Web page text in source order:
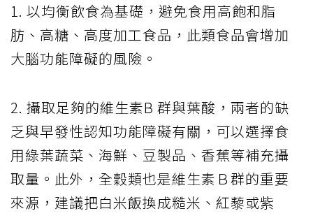
1. 以均衡飲食為基礎，避免食用高飽和脂
肪、高糖、高度加工食品，此類食品會增加
大腦功能障礙的風險。
2. 攝取足夠的維生素B 群與葉酸，兩者的缺
乏與早發性認知功能障礙有關，可以選擇食
用綠葉蔬菜、海鮮、豆製品、香蕉等補充攝
取量。此外，全穀類也是維生素Ｂ群的重要
來源，建議把白米飯換成糙米、紅藜或紫